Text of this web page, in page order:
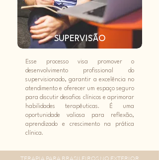
SUPERVISÃO
Esse processo visa promover o
desenvolvimento profissional do
supervisionado, garantir a excelência no
atendimento e oferecer um espaço seguro
para discutir desafios clínicos e aprimorar
habilidades terapêuticas. É uma
oportunidade valiosa para reflexão,
aprendizado e crescimento na prática
clínica.
TERAPIA PARA BRASILEIROS NO EXTERIOR